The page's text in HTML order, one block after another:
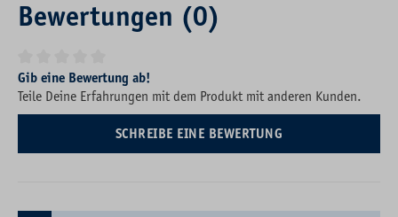
Bewertungen (0)
Durchschnittliche Bewertung von 0 von 5 Sternen
Gib eine Bewertung ab!
Teile Deine Erfahrungen mit dem Produkt mit anderen Kunden.
SCHREIBE EINE BEWERTUNG